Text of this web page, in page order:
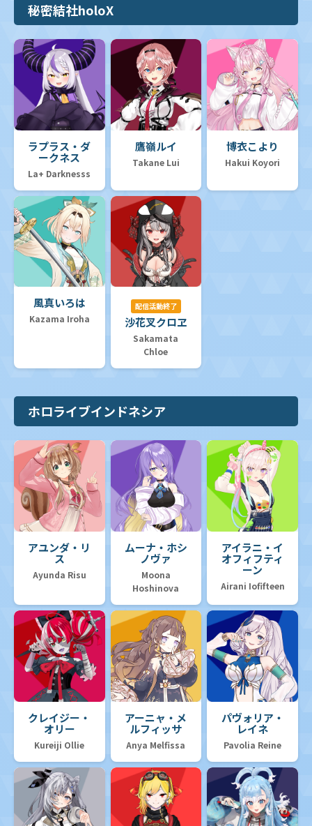
秘密結社holoX
ラプラス・ダ
ークネス
La+ Darknesss
鷹嶺ルイ
Takane Lui
博衣こより
Hakui Koyori
風真いろは
Kazama Iroha
配信活動終了
沙花叉クロヱ
Sakamata
Chloe
ホロライブインドネシア
アユンダ・リ
ス
Ayunda Risu
ムーナ・ホシ
ノヴァ
Moona
Hoshinova
アイラニ・イ
オフィフティ
ーン
Airani Iofifteen
クレイジー・
オリー
Kureiji Ollie
アーニャ・メ
ルフィッサ
Anya Melfissa
パヴォリア・
レイネ
Pavolia Reine